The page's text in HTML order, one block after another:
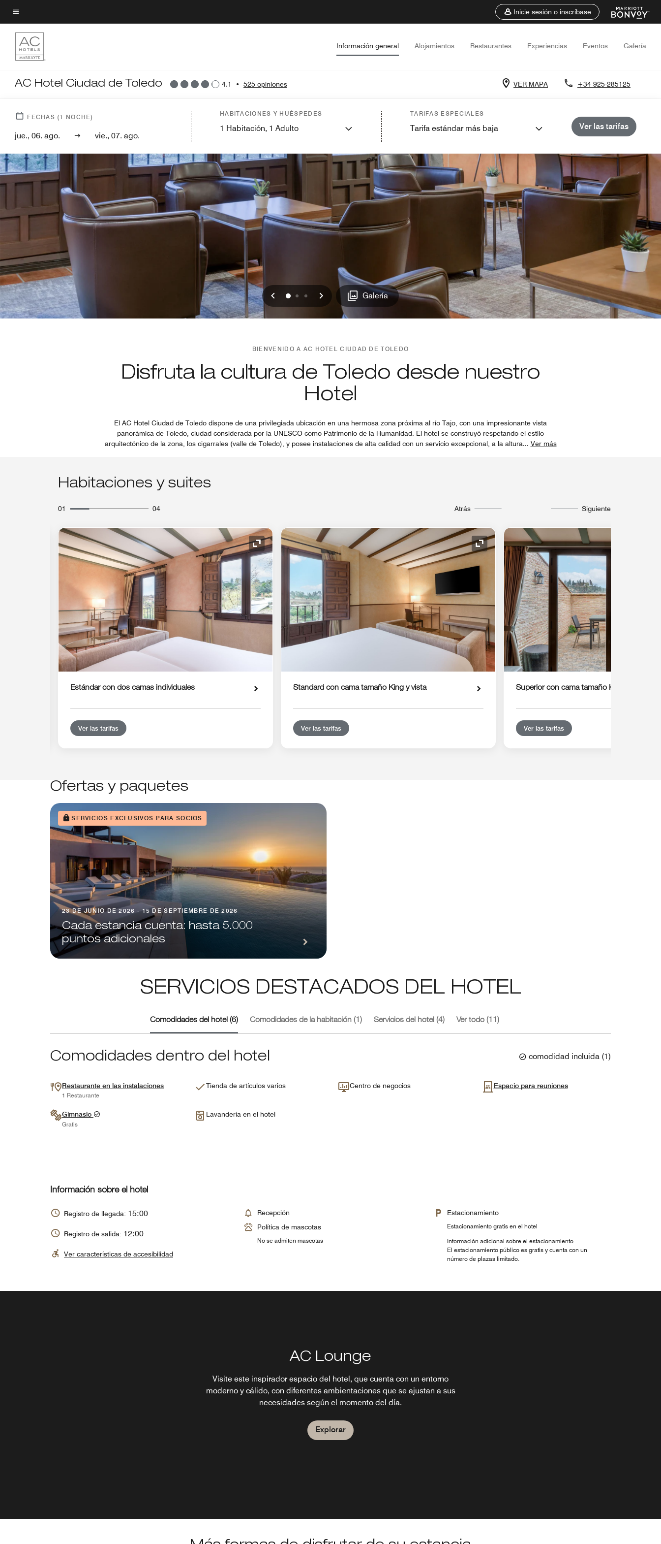
Skip
to
main
content
Texto del menú
Inicie sesión o inscríbase
Información general Alojamientos Restaurantes Experiencias Eventos Galería
AC Hotel Ciudad de Toledo 4.1 • 525 opiniones VER MAPA +34 925-285125
FECHAS (1 NOCHE)
jue., 06. ago. vie., 07. ago.
HABITACIONES Y HUÉSPEDES
1 Habitación, 1 Adulto
TARIFAS ESPECIALES
Tarifa estándar más baja Ver las tarifas
Anterior
0 1 2 SiguienteGalería
BIENVENIDO A AC HOTEL CIUDAD DE TOLEDO
Disfruta la cultura de Toledo desde nuestro
Hotel
El AC Hotel Ciudad de Toledo dispone de una privilegiada ubicación en una hermosa zona próxima al río Tajo, con una impresionante vista
panorámica de Toledo, ciudad considerada por la UNESCO como Patrimonio de la Humanidad. El hotel se construyó respetando el estilo
arquitectónico de la zona, los cigarrales (valle de Toledo), y posee instalaciones de alta calidad con un servicio excepcional, a la altura... Ver más
Habitaciones y suites
01 04 Atrás Siguiente
Icono de expansión Icono de expansión
Estándar con dos camas individuales
Ver las tarifas
Icono de expansión
Standard con cama tamaño King y vista
Ver las tarifas
Superior con cama tamaño King y terraza
Ver las tarifas
Ofertas y paquetes
SERVICIOS EXCLUSIVOS PARA SOCIOS
23 DE JUNIO DE 2026 - 15 DE SEPTIEMBRE DE 2026
Cada estancia cuenta: hasta 5.000
puntos adicionales
SERVICIOS DESTACADOS DEL HOTEL
Comodidades del hotel (6) Comodidades de la habitación (1) Servicios del hotel (4) Ver todo (11)
Comodidades dentro del hotel comodidad incluida (1)
Restaurante en las instalaciones
1 Restaurante
Tienda de artículos varios Centro de negocios Espacio para reuniones
Gimnasio
Gratis
Lavandería en el hotel
Información sobre el hotel
Registro de llegada: 15:00
Registro de salida: 12:00
Ver características de accesibilidad
Recepción
Política de mascotas
No se admiten mascotas
Estacionamiento
Estacionamiento gratis en el hotel
Información adicional sobre el estacionamiento
El estacionamiento público es gratis y cuenta con un
número de plazas limitado.
AC Lounge
Visite este inspirador espacio del hotel, que cuenta con un entorno
moderno y cálido, con diferentes ambientaciones que se ajustan a sus
necesidades según el momento del día.
Explorar